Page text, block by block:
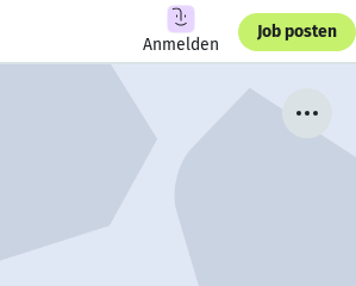
Anmelden
Job posten